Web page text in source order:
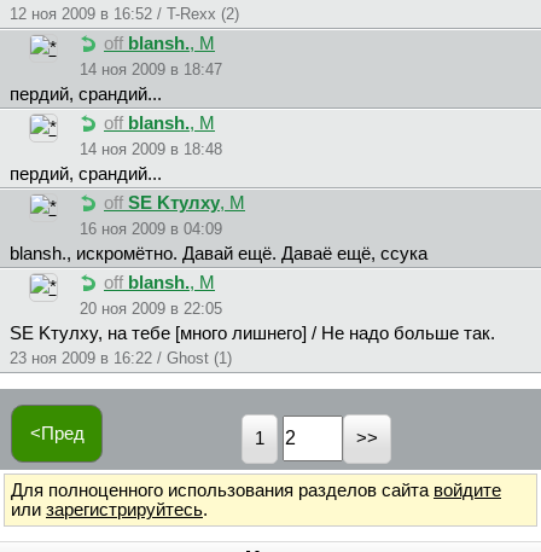
12 ноя 2009 в 16:52 / T-Rexx (2)
off blansh., М
14 ноя 2009 в 18:47
пердий, срандий...
off blansh., М
14 ноя 2009 в 18:48
пердий, срандий...
off SE Kтyлxy, М
16 ноя 2009 в 04:09
blansh., искромётно. Давай ещё. Даваё ещё, ссука
off blansh., М
20 ноя 2009 в 22:05
SE Kтyлxy, на тебе [много лишнего] / Не надо больше так.
23 ноя 2009 в 16:22 / Ghost (1)
<Пред 1
Для полноценного использования разделов сайта войдите
или зарегистрируйтесь.